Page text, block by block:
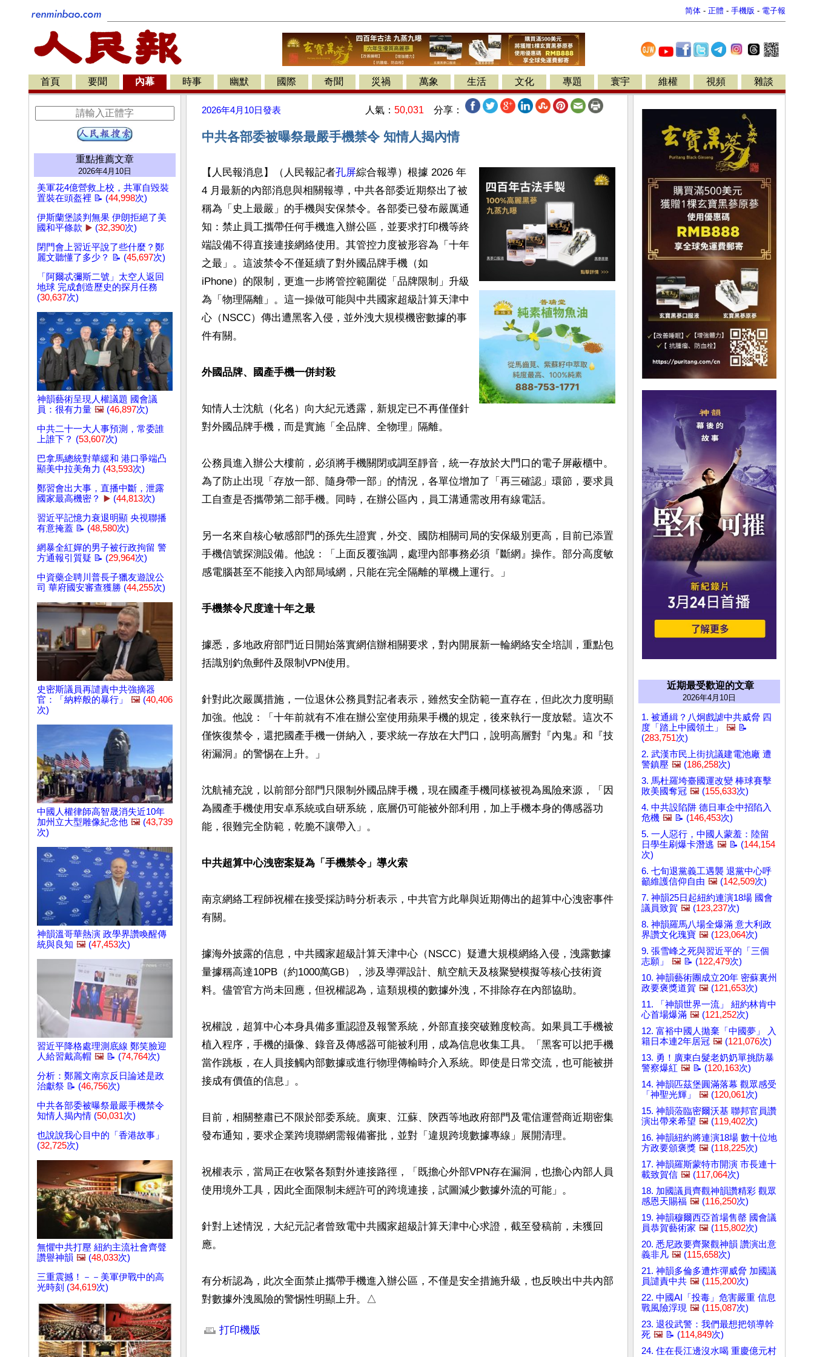
简体 - 正體 - 手機版 - 電子報
首頁 要聞 內幕 時事 幽默 國際 奇聞 災禍 萬象 生活 文化 專題 寰宇 維權 視頻 雜談
重點推薦文章
2026年4月10日
美軍花4億營救上校，共軍自毀裝
置裝在頭盔裡 📝 (44,998次)
伊斯蘭堡談判無果 伊朗拒絕了美
國和平條款 ▶️ (32,390次)
閉門會上習近平說了些什麼？鄭
麗文聽懂了多少？ 📝 (45,697次)
「阿爾忒彌斯二號」太空人返回
地球 完成創造歷史的探月任務
(30,637次)
神韻藝術呈現人權議題 國會議
員：很有力量 🖼️ (46,897次)
中共二十一大人事預測，常委誰
上誰下？ (53,607次)
巴拿馬總統對華緩和 港口爭端凸
顯美中拉美角力 (43,593次)
鄭習會出大事，直播中斷，泄露
國家最高機密？
▶️ (44,813次)
習近平記憶力衰退明顯 央視聯播
有意掩蓋 📝 (48,580次)
網暴全紅嬋的男子被行政拘留 警
方通報引質疑 📝 (29,964次)
中資藥企聘川普長子獵友遊說公
司 華府國安審查獲勝 (44,255次)
史密斯議員再譴責中共強摘器
官：「納粹般的暴行」
🖼️ (40,406
次)
中國人權律師高智晟消失近10年
加州立大型雕像紀念他 🖼️ (43,739
次)
神韻溫哥華熱演 政學界讚喚醒傳
統與良知 🖼️ (47,453次)
習近平降格處理測底線 鄭笑臉迎
人給習戴高帽 🖼️ 📝 (74,764次)
分析：鄭麗文南京反日論述是政
治獻祭 📝 (46,756次)
中共各部委被曝祭最嚴手機禁令
知情人揭內情 (50,031次)
也說說我心目中的「香港故事」
(32,725次)
無懼中共打壓 紐約主流社會齊聲
讚譽神韻 🖼️ (48,033次)
三重震撼！－－美軍伊戰中的高
光時刻 (34,619次)
2026年4月10日發表 人氣： 50,031 分享：
中共各部委被曝祭最嚴手機禁令 知情人揭內情
【人民報消息】（人民報記者孔屏綜合報導）根據 2026 年
4 月最新的內部消息與相關報導，中共各部委近期祭出了被
稱為「史上最嚴」的手機與安保禁令。各部委已發布嚴厲通
知：禁止員工攜帶任何手機進入辦公區，並要求打印機等終
端設備不得直接連接網絡使用。其管控力度被形容為「十年
之最」。這波禁令不僅延續了對外國品牌手機（如
iPhone）的限制，更進一步將管控範圍從「品牌限制」升級
為「物理隔離」。這一操做可能與中共國家超級計算天津中
心（NSCC）傳出遭黑客入侵，並外洩大規模機密數據的事
件有關。
外國品牌、國產手機一併封殺
知情人士沈航（化名）向大紀元透露，新規定已不再僅僅針
對外國品牌手機，而是實施「全品牌、全物理」隔離。
公務員進入辦公大樓前，必須將手機關閉或調至靜音，統一存放於大門口的電子屏蔽櫃中。
為了防止出現「存放一部、隨身帶一部」的情況，各單位增加了「再三確認」環節，要求員
工自查是否攜帶第二部手機。同時，在辦公區內，員工溝通需改用有線電話。
另一名來自核心敏感部門的孫先生證實，外交、國防相關司局的安保級別更高，目前已添置
手機信號探測設備。他說：「上面反覆強調，處理內部事務必須『斷網』操作。部分高度敏
感電腦甚至不能接入內部局域網，只能在完全隔離的單機上運行。」
手機禁令尺度達十年之最
據悉，多地政府部門近日開始落實網信辦相關要求，對內開展新一輪網絡安全培訓，重點包
括識別釣魚郵件及限制VPN使用。
針對此次嚴厲措施，一位退休公務員對記者表示，雖然安全防範一直存在，但此次力度明顯
加強。他說：「十年前就有不准在辦公室使用蘋果手機的規定，後來執行一度放鬆。這次不
僅恢復禁令，還把國產手機一併納入，要求統一存放在大門口，說明高層對『內鬼』和『技
術漏洞』的警惕在上升。」
沈航補充說，以前部分部門只限制外國品牌手機，現在國產手機同樣被視為風險來源，「因
為國產手機使用安卓系統或自研系統，底層仍可能被外部利用，加上手機本身的傳感器功
能，很難完全防範，乾脆不讓帶入」。
中共超算中心洩密案疑為「手機禁令」導火索
南京網絡工程師祝權在接受採訪時分析表示，中共官方此舉與近期傳出的超算中心洩密事件
有關。
據海外披露的信息，中共國家超級計算天津中心（NSCC）疑遭大規模網絡入侵，洩露數據
量據稱高達10PB（約1000萬GB），涉及導彈設計、航空航天及核聚變模擬等核心技術資
料。儘管官方尚未回應，但祝權認為，這類規模的數據外洩，不排除存在內部協助。
祝權說，超算中心本身具備多重認證及報警系統，外部直接突破難度較高。如果員工手機被
植入程序，手機的攝像、錄音及傳感器可能被利用，成為信息收集工具。「黑客可以把手機
當作跳板，在人員接觸內部數據或進行物理傳輸時介入系統。即使是日常交流，也可能被拼
接成有價值的信息」。
目前，相關整肅已不限於部委系統。廣東、江蘇、陝西等地政府部門及電信運營商近期密集
發布通知，要求企業跨境聯網需報備審批，並對「違規跨境數據專線」展開清理。
祝權表示，當局正在收緊各類對外連接路徑，「既擔心外部VPN存在漏洞，也擔心內部人員
使用境外工具，因此全面限制未經許可的跨境連接，試圖減少數據外流的可能」。
針對上述情況，大紀元記者曾致電中共國家超級計算天津中心求證，截至發稿前，未獲回
應。
有分析認為，此次全面禁止攜帶手機進入辦公區，不僅是安全措施升級，也反映出中共內部
對數據外洩風險的警惕性明顯上升。△
打印機版
近期最受歡迎的文章
2026年4月10日
1. 被通緝？八炯戲謔中共威脅 四
度「踏上中國領土」
🖼️ 📝
(283,751次)
2. 武漢市民上街抗議建電池廠 遭
警鎮壓 🖼️ (186,258次)
3. 馬杜羅垮臺國運改變 棒球賽擊
敗美國奪冠 🖼️ (155,633次)
4. 中共設陷阱 德日車企中招陷入
危機 🖼️ 📝 (146,453次)
5. 一人惡行，中國人蒙羞：陸留
日學生刷爆卡潛逃 🖼️ 📝 (144,154
次)
6. 七旬退黨義工遇襲 退黨中心呼
籲維護信仰自由 🖼️ (142,509次)
7. 神韻25日起紐約連演18場 國會
議員致賀 🖼️ (123,237次)
8. 神韻羅馬八場全爆滿 意大利政
界讚文化瑰寶 🖼️ (123,064次)
9. 張雪峰之死與習近平的「三個
志願」
🖼️ 📝 (122,479次)
10. 神韻藝術團成立20年 密蘇裏州
政要褒獎道賀 🖼️ (121,653次)
11. 「神韻世界一流」 紐約林肯中
心首場爆滿 🖼️ (121,252次)
12. 富裕中國人拋棄「中國夢」 入
籍日本連2年居冠 🖼️ (121,076次)
13. 勇！廣東白髮老奶奶單挑防暴
警察爆紅 🖼️ 📝 (120,163次)
14. 神韻匹茲堡圓滿落幕 觀眾感受
「神聖光輝」
🖼️ (120,061次)
15. 神韻蒞臨密爾沃基 聯邦官員讚
演出帶來希望 🖼️ (119,402次)
16. 神韻紐約將連演18場 數十位地
方政要頒褒獎 🖼️ (118,225次)
17. 神韻羅斯蒙特市開演 市長連十
載致賀信 🖼️ (117,064次)
18. 加國議員齊觀神韻讚精彩 觀眾
感恩天賜福 🖼️ (116,250次)
19. 神韻穆爾西亞首場售罄 國會議
員恭賀藝術家 🖼️ (115,802次)
20. 悉尼政要齊聚觀神韻 讚演出意
義非凡 🖼️ (115,658次)
21. 神韻多倫多遭炸彈威脅 加國議
員譴責中共 🖼️ (115,200次)
22. 中國AI「投毒」危害嚴重 信息
戰風險浮現 🖼️ (115,087次)
23. 退役武警：我們最想把領導幹
死 🖼️ 📝 (114,849次)
24. 住在長江邊沒水喝 重慶億元村